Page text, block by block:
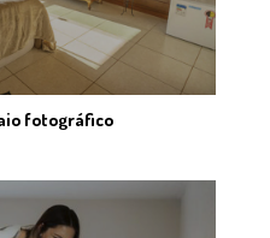
fotográfico